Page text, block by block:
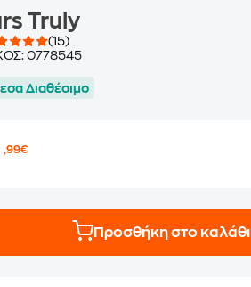
Truly
(15)
0778545
Διαθέσιμο
,99€
Προσθήκη στο καλάθι